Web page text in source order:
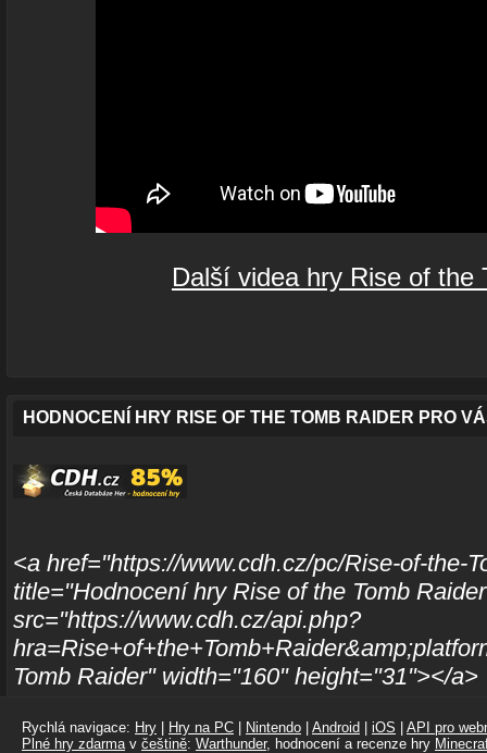
Další videa hry Rise of the
HODNOCENÍ HRY RISE OF THE TOMB RAIDER PRO
<a href="https://www.cdh.cz/pc/Rise-of-the-
title="Hodnocení hry Rise of the Tomb
src="https://www.cdh.cz/api.php?
Tomb Raider" width="160" height="31"></a>
Rychlá navigace: Hry Hry na PC Nintendo Android iOS
API pro
Plné hry zdarmav češtině: Warthunder, hodnocení a recenze hry